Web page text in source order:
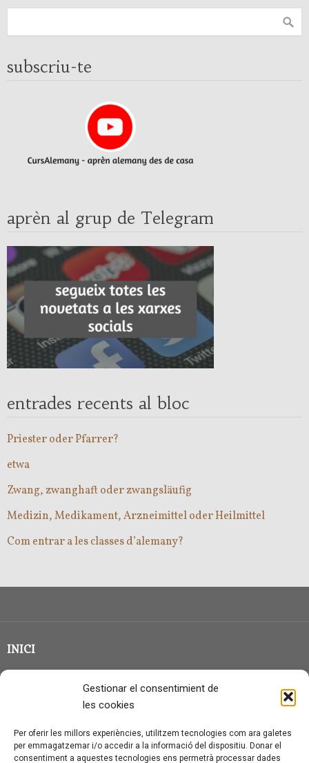
Gestionar el consentimient de
les cookies
Per oferir les millors experiències, utilitzem tecnologies com ara galetes
per emmagatzemar i/o accedir a la informació del dispositiu. Donar el
consentiment a aquestes tecnologies ens permetrà processar dades
subscriu-te
aprèn al grup de Telegram
entrades recents al bloc
Priester oder Pfarrer?
etwa
Zwang, zwanghaft oder zwangsläufig
Medizin, Medikament, Arzneimittel oder Heilmittel
Com entrar a les classes d’alemany?
INICI
QUI SOC?
CONTACTE